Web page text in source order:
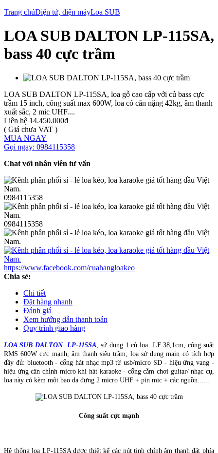
Trang chủĐiện tử, điện máyLoa SUB
LOA SUB DALTON LP-115SA,
bass 40 cực trầm
LOA SUB DALTON LP-115SA, loa gỗ cao cấp vởi củ bass cực
trầm 15 inch, công suất max 600W, loa có cân nặng 42kg, âm thanh
xuất sắc, 2 mic UHF....
Liên hệ 14.450.000₫
( Giá chưa VAT )
MUA NGAY
Gọi ngay: 0984115358
Chat với nhân viên tư vấn
0984115358
0984115358
https://www.facebook.com/cuahangloakeo
Chia sẻ:
Chi tiết
Đặt hàng nhanh
Đánh giá
Xem hướng dẫn thanh toán
Quy trình giao hàng
LOA SUB DALTON LP-115SA , sử dụng 1 củ loa LF 38,1cm, công suất
RMS 600W cực mạnh, âm thanh siêu trầm, loa sử dụng main có tích hợp
đầy đủ: bluetooth - cổng hát nhạc mp3 từ usb/micro SD - hiệu ứng vang -
hiệu ứng cân chỉnh micro khi hát karaoke - cổng cắm chơi guitar/ nhạc cụ,
loa này có kèm một bao da đựng 2 micro UHF + pin mic + các nguồn......
Công suất cực mạnh
Hệ thống loa LP-115SA được thiết kế các nút tinh chỉnh âm thanh đặt phía